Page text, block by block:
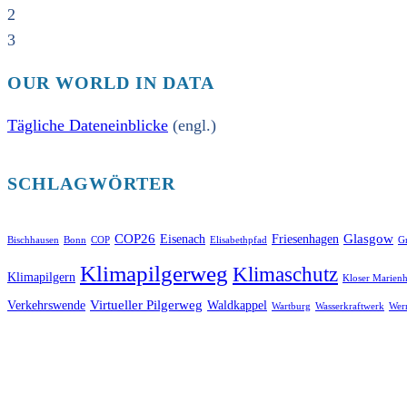
2
3
OUR WORLD IN DATA
Tägliche Dateneinblicke (engl.)
SCHLAGWÖRTER
Bischhausen Bonn COP COP26 Eisenach Elisabethpfad Friesenhagen Glasgow
Klimapilgern Klimapilgerweg Klimaschutz Kloser
Verkehrswende Virtueller Pilgerweg Waldkappel Wartburg Wasserkraftwerk